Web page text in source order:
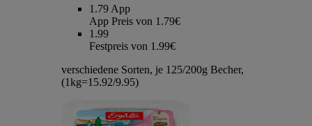
1.79 App
App Preis von 1.79€
1.99
Festpreis von 1.99€
verschiedene Sorten, je 125/200g Becher,
(1kg=15.92/9.95)